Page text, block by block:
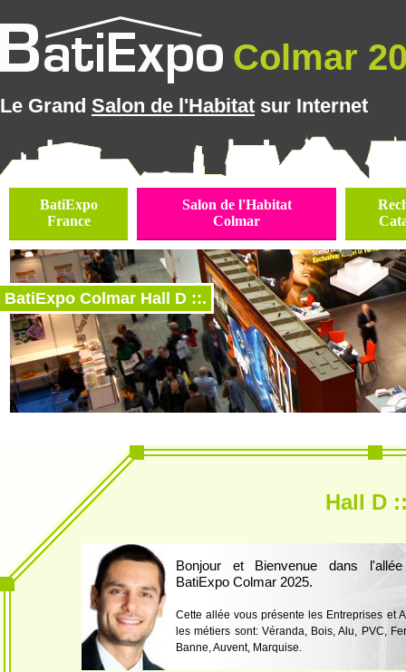
Colmar
Le Grand Salon de l'Habitat sur Internet
BatiExpo
France
Salon de l'Habitat
Colmar
BatiExpo Colmar Hall D ::.
Hall D
Bonjour et Bienvenue dans
BatiExpo Colmar 2025.
Cette allée vous présente les Entreprises et
les métiers sont: Véranda, Bois, Alu, PVC,
Banne, Auvent, Marquise.